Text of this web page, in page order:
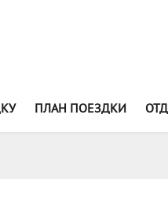
ПЛАН ПОЕЗДКИ